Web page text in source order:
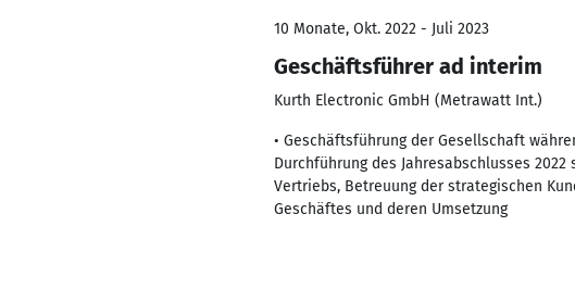
10 Monate, Okt. 2022 - Juli 2023
Geschäftsführer ad interim
Kurth Electronic GmbH (Metrawatt Int.)
• Geschäftsführung der Gesellschaft
Durchführung des Jahresabschlusses
Vertriebs, Betreuung der strategischen
Geschäftes und deren Umsetzung